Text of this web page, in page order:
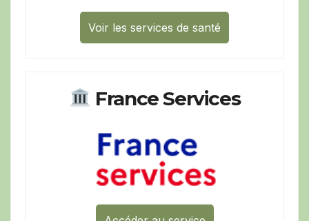
Voir les services de santé
France Services